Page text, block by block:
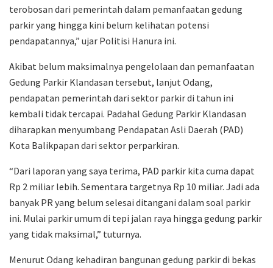
terobosan dari pemerintah dalam pemanfaatan gedung
parkir yang hingga kini belum kelihatan potensi
pendapatannya,” ujar Politisi Hanura ini.
Akibat belum maksimalnya pengelolaan dan pemanfaatan
Gedung Parkir Klandasan tersebut, lanjut Odang,
pendapatan pemerintah dari sektor parkir di tahun ini
kembali tidak tercapai. Padahal Gedung Parkir Klandasan
diharapkan menyumbang Pendapatan Asli Daerah (PAD)
Kota Balikpapan dari sektor perparkiran.
“Dari laporan yang saya terima, PAD parkir kita cuma dapat
Rp 2 miliar lebih. Sementara targetnya Rp 10 miliar. Jadi ada
banyak PR yang belum selesai ditangani dalam soal parkir
ini. Mulai parkir umum di tepi jalan raya hingga gedung parkir
yang tidak maksimal,” tuturnya.
Menurut Odang kehadiran bangunan gedung parkir di bekas